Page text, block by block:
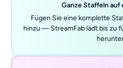
Ganze Staffeln auf
Fügen Sie eine komplette
hinzu — StreamFab lädt bis zu